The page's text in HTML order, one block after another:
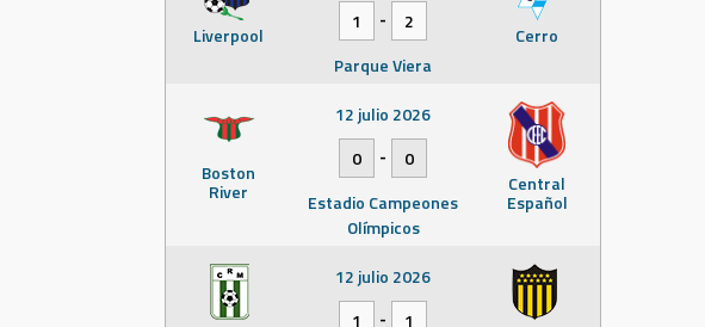
Liverpool Cerro
1
-
2
Parque Viera
Boston
River Central
Español
12 julio 2026
0
-
0
Estadio Campeones
Olímpicos
12 julio 2026
1
-
1